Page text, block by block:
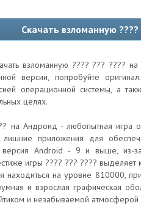
Скачать взломанную
взломанную ???? ??? ????
версии, попробуйте
операционной системы, а
целях.
на Андроид - любопытная игра
лишние приложения для
Android - 9 и выше, из-за
игры ???? ??? ???? выделяет
на уровне 810000,
и взрослая графическая
и незабываемой